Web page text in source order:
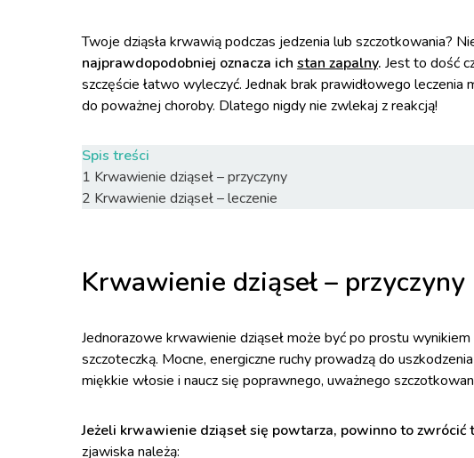
Twoje dziąsła krwawią podczas jedzenia lub szczotkowania?
najprawdopodobniej oznacza ich stan zapalny. Jest to dość
szczęście łatwo wyleczyć. Jednak brak prawidłowego
do poważnej choroby. Dlatego nigdy nie zwlekaj z reakcją!
Spis treści
1 Krwawienie dziąseł – przyczyny
2 Krwawienie dziąseł – leczenie
Krwawienie dziąseł – przyczyny
Jednorazowe krwawienie dziąseł może być po prostu
szczoteczką. Mocne, energiczne ruchy prowadzą do
miękkie włosie i naucz się poprawnego, uważnego
Jeżeli krwawienie dziąseł się powtarza, powinno to
zjawiska należą: